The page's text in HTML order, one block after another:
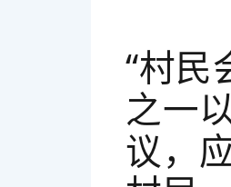
十
“村民
之一
议，